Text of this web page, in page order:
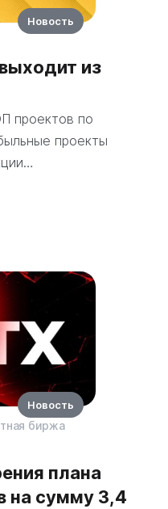
из
проектов по
проекты
Новость
биржа
плана
на сумму 3,4
Новость